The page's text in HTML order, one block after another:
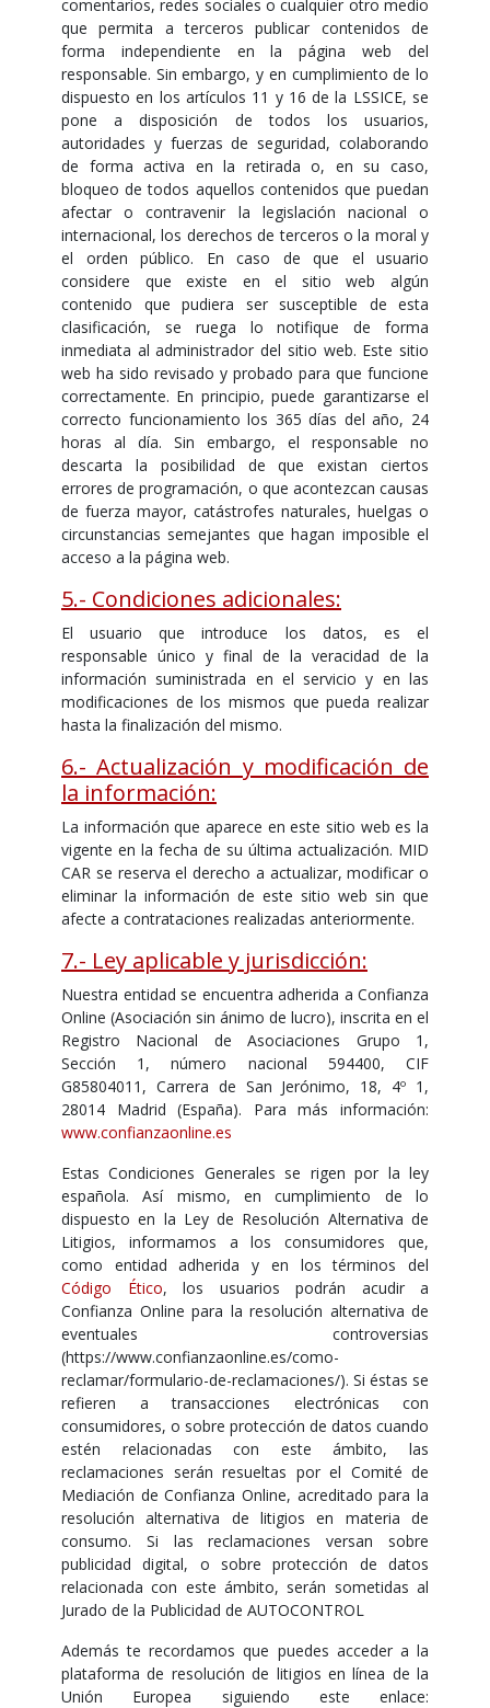
comentarios, redes sociales o cualquier otro medio
que permita a terceros publicar contenidos de
forma independiente en la página web del
responsable. Sin embargo, y en cumplimiento de lo
dispuesto en los artículos 11 y 16 de la LSSICE, se
pone a disposición de todos los usuarios,
autoridades y fuerzas de seguridad, colaborando
de forma activa en la retirada o, en su caso,
bloqueo de todos aquellos contenidos que puedan
afectar o contravenir la legislación nacional o
internacional, los derechos de terceros o la moral y
el orden público. En caso de que el usuario
considere que existe en el sitio web algún
contenido que pudiera ser susceptible de esta
clasificación, se ruega lo notifique de forma
inmediata al administrador del sitio web. Este sitio
web ha sido revisado y probado para que funcione
correctamente. En principio, puede garantizarse el
correcto funcionamiento los 365 días del año, 24
horas al día. Sin embargo, el responsable no
descarta la posibilidad de que existan ciertos
errores de programación, o que acontezcan causas
de fuerza mayor, catástrofes naturales, huelgas o
circunstancias semejantes que hagan imposible el
acceso a la página web.
5.- Condiciones adicionales:
El usuario que introduce los datos, es el
responsable único y final de la veracidad de la
información suministrada en el servicio y en las
modificaciones de los mismos que pueda realizar
hasta la finalización del mismo.
6.- Actualización y modificación de
la información:
La información que aparece en este sitio web es la
vigente en la fecha de su última actualización. MID
CAR se reserva el derecho a actualizar, modificar o
eliminar la información de este sitio web sin que
afecte a contrataciones realizadas anteriormente.
7.- Ley aplicable y jurisdicción:
Nuestra entidad se encuentra adherida a Confianza
Online (Asociación sin ánimo de lucro), inscrita en el
Registro Nacional de Asociaciones Grupo 1,
Sección 1, número nacional 594400, CIF
G85804011, Carrera de San Jerónimo, 18, 4º 1,
28014 Madrid (España). Para más información:
www.confianzaonline.es
Estas Condiciones Generales se rigen por la ley
española. Así mismo, en cumplimiento de lo
dispuesto en la Ley de Resolución Alternativa de
Litigios, informamos a los consumidores que,
como entidad adherida y en los términos del
Código Ético, los usuarios podrán acudir a
Confianza Online para la resolución alternativa de
eventuales controversias
(https://www.confianzaonline.es/como-
reclamar/formulario-de-reclamaciones/). Si éstas se
refieren a transacciones electrónicas con
consumidores, o sobre protección de datos cuando
estén relacionadas con este ámbito, las
reclamaciones serán resueltas por el Comité de
Mediación de Confianza Online, acreditado para la
resolución alternativa de litigios en materia de
consumo. Si las reclamaciones versan sobre
publicidad digital, o sobre protección de datos
relacionada con este ámbito, serán sometidas al
Jurado de la Publicidad de AUTOCONTROL
Además te recordamos que puedes acceder a la
plataforma de resolución de litigios en línea de la
Unión Europea siguiendo este enlace: